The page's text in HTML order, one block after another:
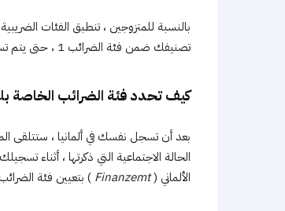
تصنيفك ضمن فئة الضرائب 1 ، حتى يتم تسجيله في ألمانيا.
كيف تحدد فئة الضرائب الخاصة
بعد أن تسجل نفسك في ألمانيا ، ستتلقى
الحالة الاجتماعية التي ذكرتها ، أثناء
الألماني (Finanzemt ) بتعيين فئة